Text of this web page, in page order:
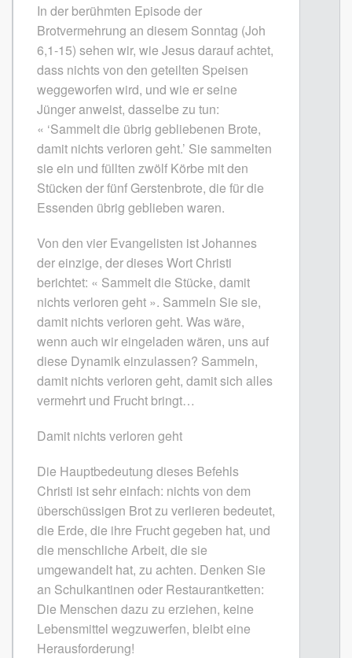
In der berühmten Episode der
Brotvermehrung an diesem Sonntag (Joh
6,1-15) sehen wir, wie Jesus darauf achtet,
dass nichts von den geteilten Speisen
weggeworfen wird, und wie er seine
Jünger anweist, dasselbe zu tun:
« ‘Sammelt die übrig gebliebenen Brote,
damit nichts verloren geht.’ Sie sammelten
sie ein und füllten zwölf Körbe mit den
Stücken der fünf Gerstenbrote, die für die
Essenden übrig geblieben waren.
Von den vier Evangelisten ist Johannes
der einzige, der dieses Wort Christi
berichtet: « Sammelt die Stücke, damit
nichts verloren geht ». Sammeln Sie sie,
damit nichts verloren geht. Was wäre,
wenn auch wir eingeladen wären, uns auf
diese Dynamik einzulassen? Sammeln,
damit nichts verloren geht, damit sich alles
vermehrt und Frucht bringt…
Damit nichts verloren geht
Die Hauptbedeutung dieses Befehls
Christi ist sehr einfach: nichts von dem
überschüssigen Brot zu verlieren bedeutet,
die Erde, die ihre Frucht gegeben hat, und
die menschliche Arbeit, die sie
umgewandelt hat, zu achten. Denken Sie
an Schulkantinen oder Restaurantketten:
Die Menschen dazu zu erziehen, keine
Lebensmittel wegzuwerfen, bleibt eine
Herausforderung!